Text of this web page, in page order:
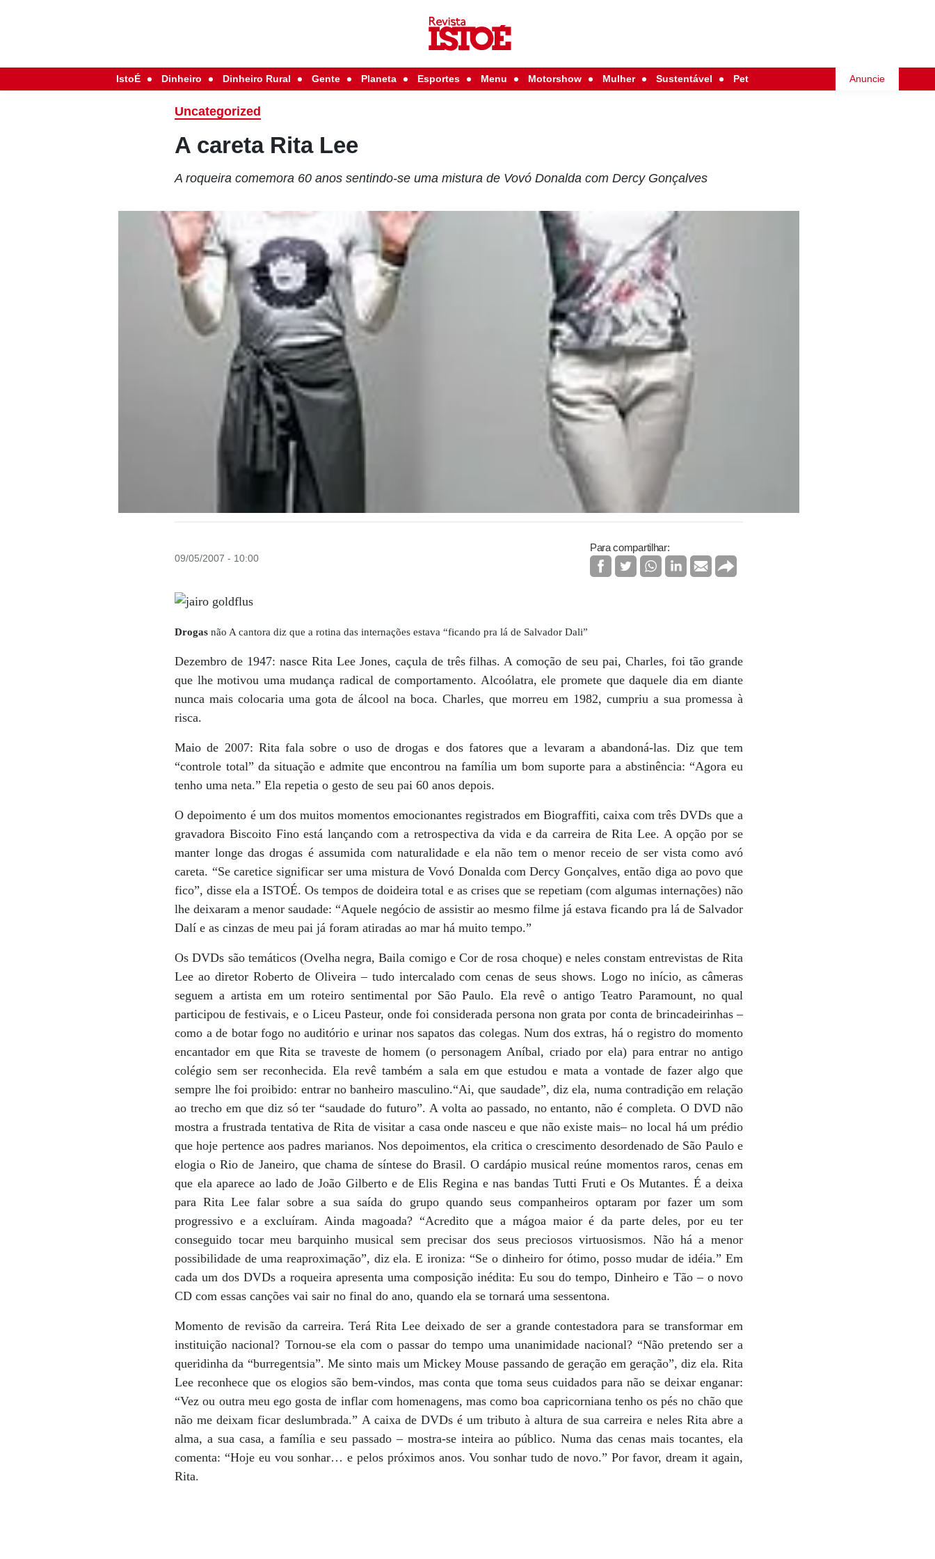
IstoÉ Dinheiro Dinheiro Rural Gente Planeta Esportes Menu Motorshow Mulher Sustentável Pet Anuncie
Uncategorized
A careta Rita Lee
A roqueira comemora 60 anos sentindo-se uma mistura de Vovó Donalda com Dercy Gonçalves
09/05/2007 - 10:00
Para compartilhar:
Drogas não A cantora diz que a rotina das internações estava “ficando pra lá de Salvador Dali”
Dezembro de 1947: nasce Rita Lee Jones, caçula de três filhas. A comoção de seu pai, Charles, foi tão grande
que lhe motivou uma mudança radical de comportamento. Alcoólatra, ele promete que daquele dia em diante
nunca mais colocaria uma gota de álcool na boca. Charles, que morreu em 1982, cumpriu a sua promessa à
risca.
Maio de 2007: Rita fala sobre o uso de drogas e dos fatores que a levaram a abandoná-las. Diz que tem
“controle total” da situação e admite que encontrou na família um bom suporte para a abstinência: “Agora eu
tenho uma neta.” Ela repetia o gesto de seu pai 60 anos depois.
O depoimento é um dos muitos momentos emocionantes registrados em Biograffiti, caixa com três DVDs que a
gravadora Biscoito Fino está lançando com a retrospectiva da vida e da carreira de Rita Lee. A opção por se
manter longe das drogas é assumida com naturalidade e ela não tem o menor receio de ser vista como avó
careta. “Se caretice significar ser uma mistura de Vovó Donalda com Dercy Gonçalves, então diga ao povo que
fico”, disse ela a ISTOÉ. Os tempos de doideira total e as crises que se repetiam (com algumas internações) não
lhe deixaram a menor saudade: “Aquele negócio de assistir ao mesmo filme já estava ficando pra lá de Salvador
Dalí e as cinzas de meu pai já foram atiradas ao mar há muito tempo.”
Os DVDs são temáticos (Ovelha negra, Baila comigo e Cor de rosa choque) e neles constam entrevistas de Rita
Lee ao diretor Roberto de Oliveira – tudo intercalado com cenas de seus shows. Logo no início, as câmeras
seguem a artista em um roteiro sentimental por São Paulo. Ela revê o antigo Teatro Paramount, no qual
participou de festivais, e o Liceu Pasteur, onde foi considerada persona non grata por conta de brincadeirinhas –
como a de botar fogo no auditório e urinar nos sapatos das colegas. Num dos extras, há o registro do momento
encantador em que Rita se traveste de homem (o personagem Aníbal, criado por ela) para entrar no antigo
colégio sem ser reconhecida. Ela revê também a sala em que estudou e mata a vontade de fazer algo que
sempre lhe foi proibido: entrar no banheiro masculino.“Ai, que saudade”, diz ela, numa contradição em relação
ao trecho em que diz só ter “saudade do futuro”. A volta ao passado, no entanto, não é completa. O DVD não
mostra a frustrada tentativa de Rita de visitar a casa onde nasceu e que não existe mais– no local há um prédio
que hoje pertence aos padres marianos. Nos depoimentos, ela critica o crescimento desordenado de São Paulo e
elogia o Rio de Janeiro, que chama de síntese do Brasil. O cardápio musical reúne momentos raros, cenas em
que ela aparece ao lado de João Gilberto e de Elis Regina e nas bandas Tutti Fruti e Os Mutantes. É a deixa
para Rita Lee falar sobre a sua saída do grupo quando seus companheiros optaram por fazer um som
progressivo e a excluíram. Ainda magoada? “Acredito que a mágoa maior é da parte deles, por eu ter
conseguido tocar meu barquinho musical sem precisar dos seus preciosos virtuosismos. Não há a menor
possibilidade de uma reaproximação”, diz ela. E ironiza: “Se o dinheiro for ótimo, posso mudar de idéia.” Em
cada um dos DVDs a roqueira apresenta uma composição inédita: Eu sou do tempo, Dinheiro e Tão – o novo
CD com essas canções vai sair no final do ano, quando ela se tornará uma sessentona.
Momento de revisão da carreira. Terá Rita Lee deixado de ser a grande contestadora para se transformar em
instituição nacional? Tornou-se ela com o passar do tempo uma unanimidade nacional? “Não pretendo ser a
queridinha da “burregentsia”. Me sinto mais um Mickey Mouse passando de geração em geração”, diz ela. Rita
Lee reconhece que os elogios são bem-vindos, mas conta que toma seus cuidados para não se deixar enganar:
“Vez ou outra meu ego gosta de inflar com homenagens, mas como boa capricorniana tenho os pés no chão que
não me deixam ficar deslumbrada.” A caixa de DVDs é um tributo à altura de sua carreira e neles Rita abre a
alma, a sua casa, a família e seu passado – mostra-se inteira ao público. Numa das cenas mais tocantes, ela
comenta: “Hoje eu vou sonhar… e pelos próximos anos. Vou sonhar tudo de novo.” Por favor, dream it again,
Rita.